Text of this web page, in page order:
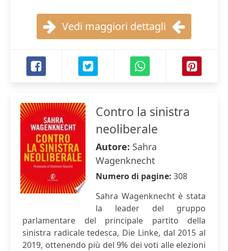
Vedi maggiori dettagli
Contro la sinistra
neoliberale
Autore: Sahra
Wagenknecht
Numero di pagine: 308
Sahra Wagenknecht è stata
la leader del gruppo
parlamentare del principale partito della
sinistra radicale tedesca, Die Linke, dal 2015 al
2019, ottenendo più del 9% dei voti alle elezioni